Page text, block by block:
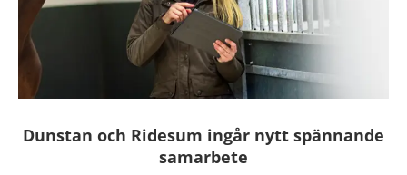
Dunstan och Ridesum ingår nytt spännande
samarbete